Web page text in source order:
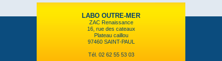
LABO OUTRE-MER
ZAC Renaissance
16, rue des cateaux
Plateau caillou
97460 SAINT-PAUL
Tél. 02 62 55 53 03